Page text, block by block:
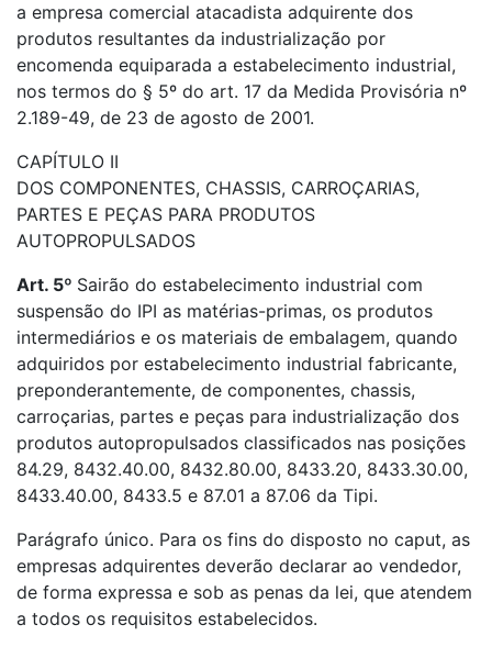
a empresa comercial atacadista adquirente dos
produtos resultantes da industrialização por
encomenda equiparada a estabelecimento industrial,
nos termos do § 5º do art. 17 da Medida Provisória nº
2.189-49, de 23 de agosto de 2001.
CAPÍTULO II
DOS COMPONENTES, CHASSIS, CARROÇARIAS,
PARTES E PEÇAS PARA PRODUTOS
AUTOPROPULSADOS
Art. 5º Sairão do estabelecimento industrial com
suspensão do IPI as matérias-primas, os produtos
intermediários e os materiais de embalagem, quando
adquiridos por estabelecimento industrial fabricante,
preponderantemente, de componentes, chassis,
carroçarias, partes e peças para industrialização dos
produtos autopropulsados classificados nas posições
84.29, 8432.40.00, 8432.80.00, 8433.20, 8433.30.00,
8433.40.00, 8433.5 e 87.01 a 87.06 da Tipi.
Parágrafo único. Para os fins do disposto no caput, as
empresas adquirentes deverão declarar ao vendedor,
de forma expressa e sob as penas da lei, que atendem
a todos os requisitos estabelecidos.